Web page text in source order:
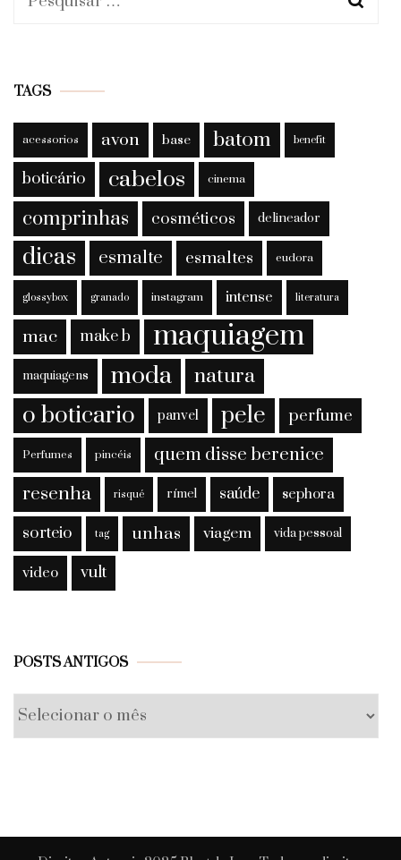
TAGS
acessorios avon base batom benefit
boticário cabelos cinema
comprinhas cosméticos delineador
dicas esmalte esmaltes eudora
glossybox granado instagram intense literatura
mac make b maquiagem
maquiagens moda natura
o boticario panvel pele perfume
Perfumes pincéis quem disse berenice
resenha risqué rímel saúde sephora
sorteio tag unhas viagem vida pessoal
video vult
POSTS ANTIGOS
Posts